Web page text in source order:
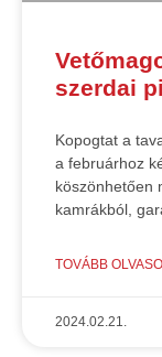
szerdai
Kopogtat a
a februárhoz
köszönhetően
kamrákból,
TOVÁBB
2024.02.21.